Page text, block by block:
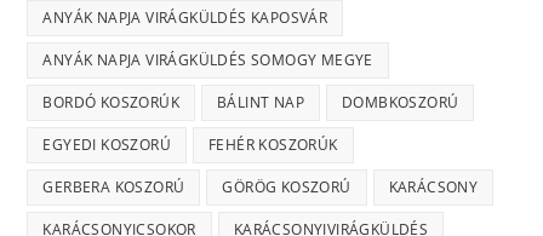
ANYÁK NAPJA VIRÁGKÜLDÉS KAPOSVÁR
ANYÁK NAPJA VIRÁGKÜLDÉS SOMOGY MEGYE
BORDÓ KOSZORÚK BÁLINT NAP DOMBKOSZORÚ
EGYEDI KOSZORÚ FEHÉR KOSZORÚK
GERBERA KOSZORÚ GÖRÖG KOSZORÚ KARÁCSONY
KARÁCSONYICSOKOR KARÁCSONYIVIRÁGKÜLDÉS